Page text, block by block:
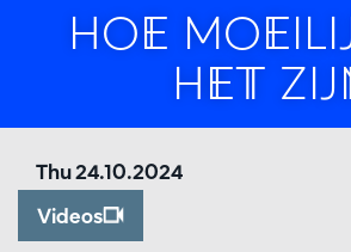
HOE
HET
Videos
Thu 24.10.2024